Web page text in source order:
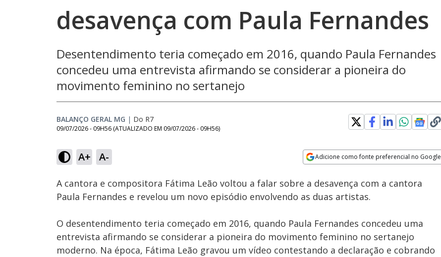
desavença com Paula Fernandes
Desentendimento teria começado em 2016, quando Paula Fernandes
concedeu uma entrevista afirmando se considerar a pioneira do
movimento feminino no sertanejo
BALANÇO GERAL MG | Do R7
09/07/2026 - 09H56 (ATUALIZADO EM 09/07/2026 - 09H56)
A+ A- Adicione como fonte preferencial no Google
Ativar
Som
4.29%
Velocidade
A cantora e compositora Fátima Leão voltou a falar sobre a desavença com a cantora
Paula Fernandes e revelou um novo episódio envolvendo as duas artistas.
O desentendimento teria começado em 2016, quando Paula Fernandes concedeu uma
entrevista afirmando se considerar a pioneira do movimento feminino no sertanejo
moderno. Na época, Fátima Leão gravou um vídeo contestando a declaração e cobrando